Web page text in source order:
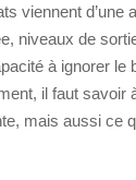
viennent d’une
niveaux de
à ignorer le
il faut savoir
mais aussi ce